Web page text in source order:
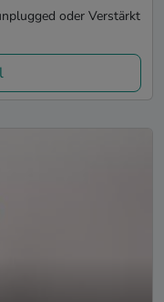
oder Verstärkt